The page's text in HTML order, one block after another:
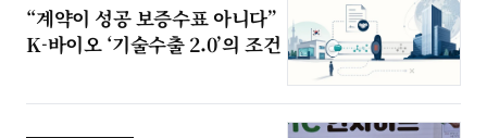
“계약이 성공 보증수표 아니다”
K-바이오 ‘기술수출 2.0’의 조건